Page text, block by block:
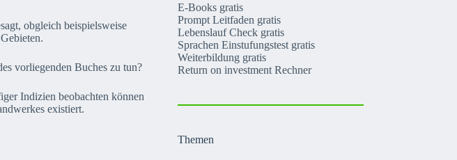
obgleich beispielsweise
vorliegenden Buches zu tun?
Indizien beobachten können
existiert.
E-Books gratis
Prompt Leitfaden gratis
Lebenslauf Check gratis
Sprachen Einstufungstest gratis
Weiterbildung gratis
Return on investment Rechner
Themen